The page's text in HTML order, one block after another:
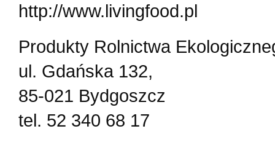
http://www.livingfood.pl
Produkty Rolnictwa
ul. Gdańska 132,
85-021 Bydgoszcz
tel. 52 340 68 17